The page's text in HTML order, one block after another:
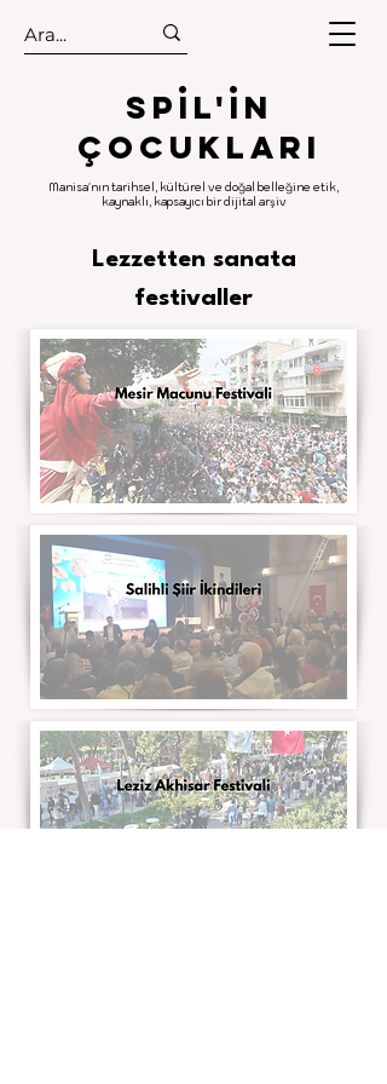
.
.
Spıl'in
Çocukları
Manisa'nın tarihsel, kültürel ve doğal belleğine etik,
kaynaklı, kapsayıcı bir dijital arşiv
Lezzetten sanata
festivaller